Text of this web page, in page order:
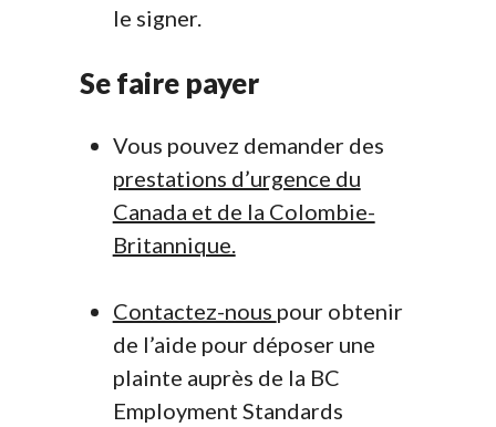
le signer.
Se faire payer
Vous pouvez demander des
prestations d’urgence du
Canada et de la Colombie-
Britannique.
Contactez-nous pour obtenir
de l’aide pour déposer une
plainte auprès de la BC
Employment Standards